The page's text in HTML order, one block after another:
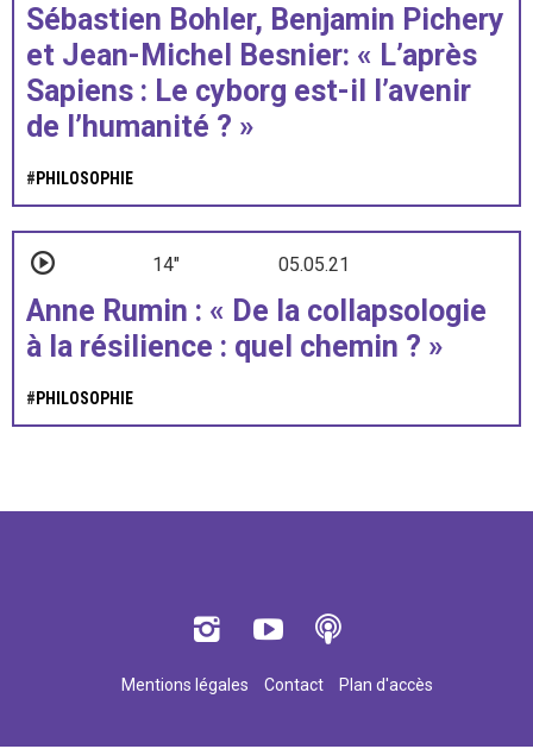
Sébastien Bohler, Benjamin Pichery
et Jean-Michel Besnier: « L’après
Sapiens : Le cyborg est-il l’avenir
de l’humanité ? »
# PHILOSOPHIE
14" 05.05.21
Anne Rumin : « De la collapsologie
à la résilience : quel chemin ? »
# PHILOSOPHIE
Mentions légales Contact Plan d'accès